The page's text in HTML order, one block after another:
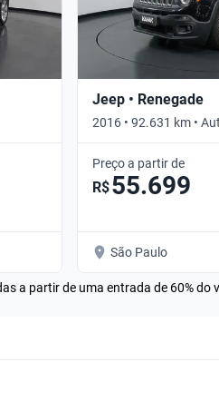
Jeep • Renegade
2016 • 92.631 km •
Preço a partir de
R$55.699
São Paulo
a partir de uma entrada de 60%